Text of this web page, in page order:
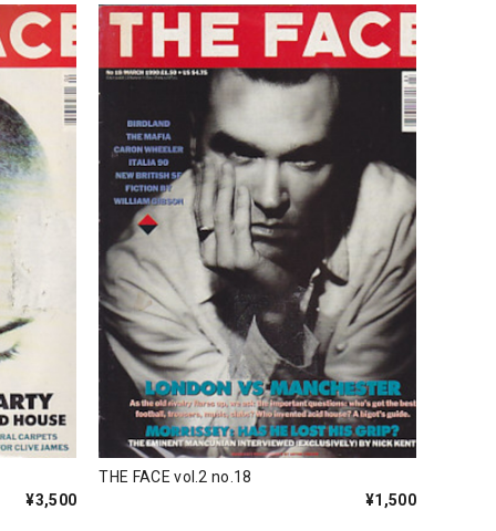
¥3,500
THE FACE vol.2 no.18
¥1,500